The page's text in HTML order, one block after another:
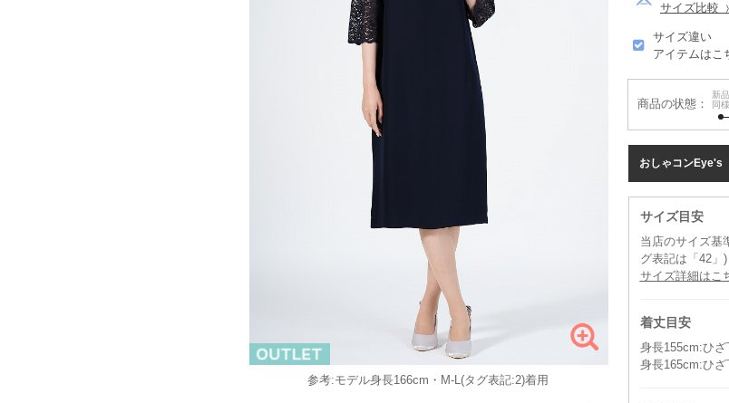
サイズ比較
サイズ違い
アイテムはこ
商品の状態：
新品
同様
おしゃコンEye's
サイズ目安
当店のサイズ基
グ表記は「42」)
サイズ詳細はこ
着丈目安
身長155cm:ひざ
身長165cm:ひざ
参考:モデル身長166cm・M-L(タグ表記:2)着用